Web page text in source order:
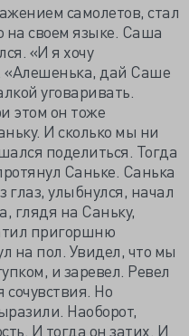
самолетов, стал
на своем языке. Саша
«И я хочу
«Алешенька, дай Саше
уговаривать.
этом он тоже
И сколько мы ни
поделиться. Тогда
Саньке. Санька
улыбнулся, начал
глядя на Саньку,
пригоршню
на пол. Увидел, что мы
и заревел. Ревел
Но
Наоборот,
И тогда он затих. И